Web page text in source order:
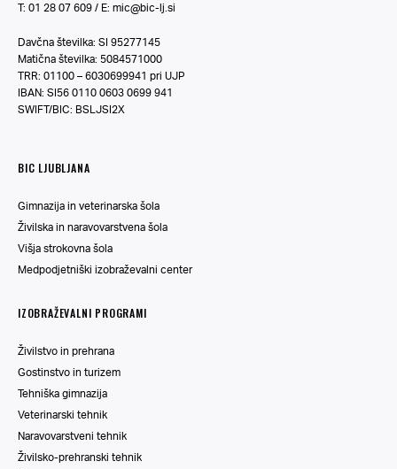
T: 01 28 07 609 / E: mic@bic-lj.si
Davčna številka: SI 95277145
Matična številka: 5084571000
TRR: 01100 – 6030699941 pri UJP
IBAN: SI56 0110 0603 0699 941
SWIFT/BIC: BSLJSI2X
BIC LJUBLJANA
Gimnazija in veterinarska šola
Živilska in naravovarstvena šola
Višja strokovna šola
Medpodjetniški izobraževalni center
IZOBRAŽEVALNI PROGRAMI
Živilstvo in prehrana
Gostinstvo in turizem
Tehniška gimnazija
Veterinarski tehnik
Naravovarstveni tehnik
Živilsko-prehranski tehnik